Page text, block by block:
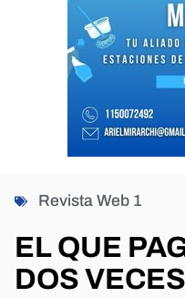
Revista Web 1
EL QUE
DOS VECES